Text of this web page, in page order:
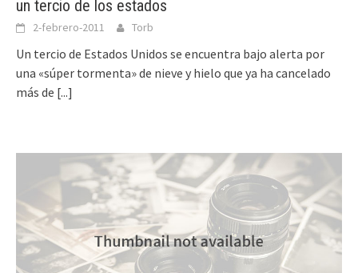
un tercio de los estados
2-febrero-2011 Torb
Un tercio de Estados Unidos se encuentra bajo alerta por
una «súper tormenta» de nieve y hielo que ya ha cancelado
más de [...]